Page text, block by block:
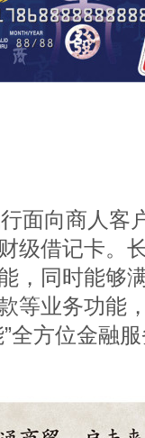
面向商人客
级借记卡。
，同时能够
等业务功能
全方位金融